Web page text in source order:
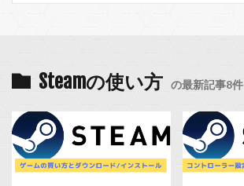
Steamの使い方 の最新記事8件